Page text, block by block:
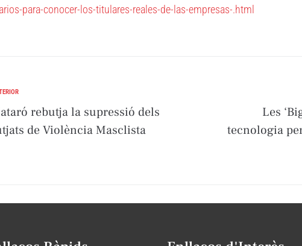
para-conocer-los-titulares-reales-de-las-empresas-.html
rebutja la supressió dels
de Violència Masclista
Les
tecnologia